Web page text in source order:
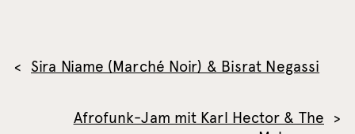
Sira Niame (Marché Noir) & Bisrat Negassi
Afrofunk-Jam mit Karl Hector & The